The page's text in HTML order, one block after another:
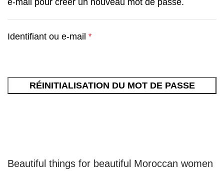
e-mail pour créer un nouveau mot de passe.
Identifiant ou e-mail *
RÉINITIALISATION DU MOT DE PASSE
Beautiful things for beautiful Moroccan women